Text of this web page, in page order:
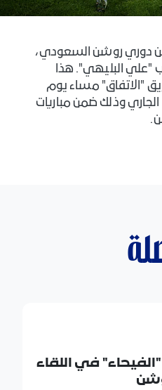
لقاءات الجولة الـ26 من دوري روشن السعودي،
حيث أحرز هدف الهلال اللاعب "علي البليهي". ‎هذا
"الاتفاق" مساء يوم
أبريل الجاري وذلك ضمن مباريات
في اللقاء